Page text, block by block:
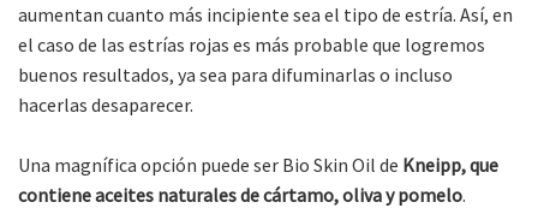
aumentan cuanto más incipiente sea el tipo de estría. Así, en
el caso de las estrías rojas es más probable que logremos
buenos resultados, ya sea para difuminarlas o incluso
hacerlas desaparecer.
Una magnífica opción puede ser Bio Skin Oil de Kneipp, que
contiene aceites naturales de cártamo, oliva y pomelo.